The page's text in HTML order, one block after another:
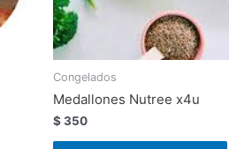
Congelados
Medallones Nutree x4u
$350